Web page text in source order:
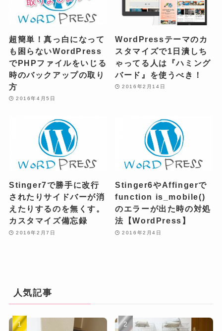
超簡単！真っ白になって
も困らないWordPress
でPHPファイルをいじる
時のバックアップの取り
方
2016年4月5日
WordPressテーマのカ
スタマイズで1日潰しち
ゃってる人は『ハミング
バード』を使うべき！
2016年2月14日
Stinger7で勝手に改行
されたりサイドバーが消
えたりするのを無くす。
カスタマイズ備忘録
2016年2月7日
Stinger6やAffingerで
function is_mobile()
のエラーが出た時の対処
法【WordPress】
2016年2月4日
人気記事